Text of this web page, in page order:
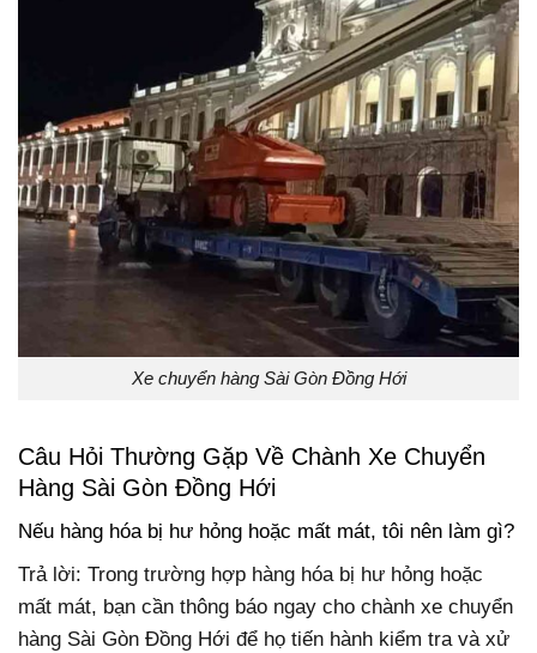
Xe chuyển hàng Sài Gòn Đồng Hới
Câu Hỏi Thường Gặp Về Chành Xe Chuyển
Hàng Sài Gòn Đồng Hới
Nếu hàng hóa bị hư hỏng hoặc mất mát, tôi nên làm gì?
Trả lời: Trong trường hợp hàng hóa bị hư hỏng hoặc
mất mát, bạn cần thông báo ngay cho chành xe chuyển
hàng Sài Gòn Đồng Hới để họ tiến hành kiểm tra và xử